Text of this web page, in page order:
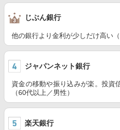
じぶん銀行
他の銀行より金利が少しだけ高い（
ジャパンネット銀行
資金の移動や振り込みが楽。投資
（60代以上／男性）
楽天銀行